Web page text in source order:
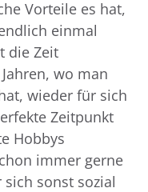
Vorteile es hat,
einmal
die Zeit
wo man
wieder für sich
Zeitpunkt
Hobbys
immer gerne
sonst sozial